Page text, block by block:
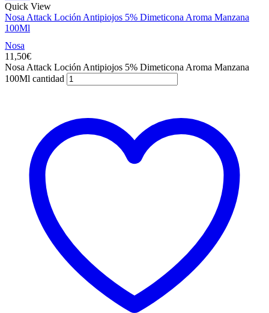
Quick View
Nosa Attack Loción Antipiojos 5% Dimeticona Aroma Manzana
100Ml
Nosa
11,50€
Nosa Attack Loción Antipiojos 5% Dimeticona Aroma Manzana
100Ml cantidad